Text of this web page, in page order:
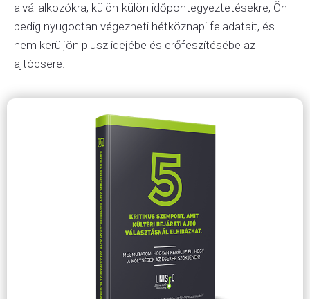
alvállalkozókra, külön-külön időpontegyeztetésekre, Ön
pedig nyugodtan végezheti hétköznapi feladatait, és
nem kerüljön plusz idejébe és erőfeszítésébe az
ajtócsere.